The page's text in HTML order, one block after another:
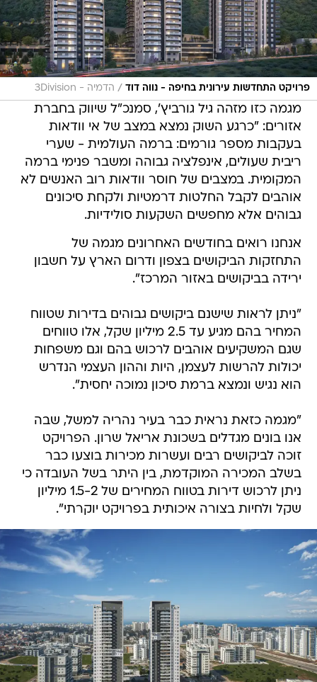
פרויקט התחדשות עירונית בחיפה - נווה דוד / הדמיה - 3Division
מגמה כזו מזהה גיל גורביץ', סמנכ"ל שיווק בחברת
אזורים: "כרגע השוק נמצא במצב של אי וודאות
בעקבות מספר גורמים: ברמה העולמית - שערי
ריבית שעולים, אינפלציה גבוהה ומשבר פנימי ברמה
המקומית. במצבים של חוסר וודאות רוב האנשים לא
אוהבים לקבל החלטות דרמטיות ולקחת סיכונים
גבוהים אלא מחפשים השקעות סולידיות.
אנחנו רואים בחודשים האחרונים מגמה של
התחזקות הביקושים בצפון ודרום הארץ על חשבון
ירידה בביקושים באזור המרכז".
"ניתן לראות שישנם ביקושים גבוהים בדירות שטווח
המחיר בהם מגיע עד 2.5 מיליון שקל, אלו טווחים
שגם המשקיעים אוהבים לרכוש בהם וגם משפחות
יכולות להרשות לעצמן, היות וההון העצמי הנדרש
הוא נגיש ונמצא ברמת סיכון נמוכה יחסית".
"מגמה כזאת נראית כבר בעיר נהריה למשל, שבה
אנו בונים מגדלים בשכונת אריאל שרון. הפרויקט
זוכה לביקושים רבים ועשרות מכירות בוצעו כבר
בשלב המכירה המוקדמת, בין היתר בשל העובדה כי
ניתן לרכוש דירות בטווח המחירים של 1.5-2 מיליון
שקל ולחיות בצורה איכותית בפרויקט יוקרתי".